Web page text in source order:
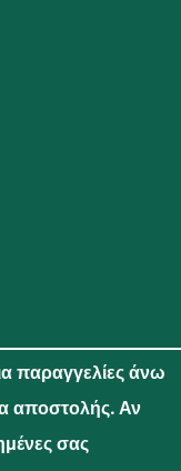
παραγγελίες άνω
αποστολής. Αν
σας